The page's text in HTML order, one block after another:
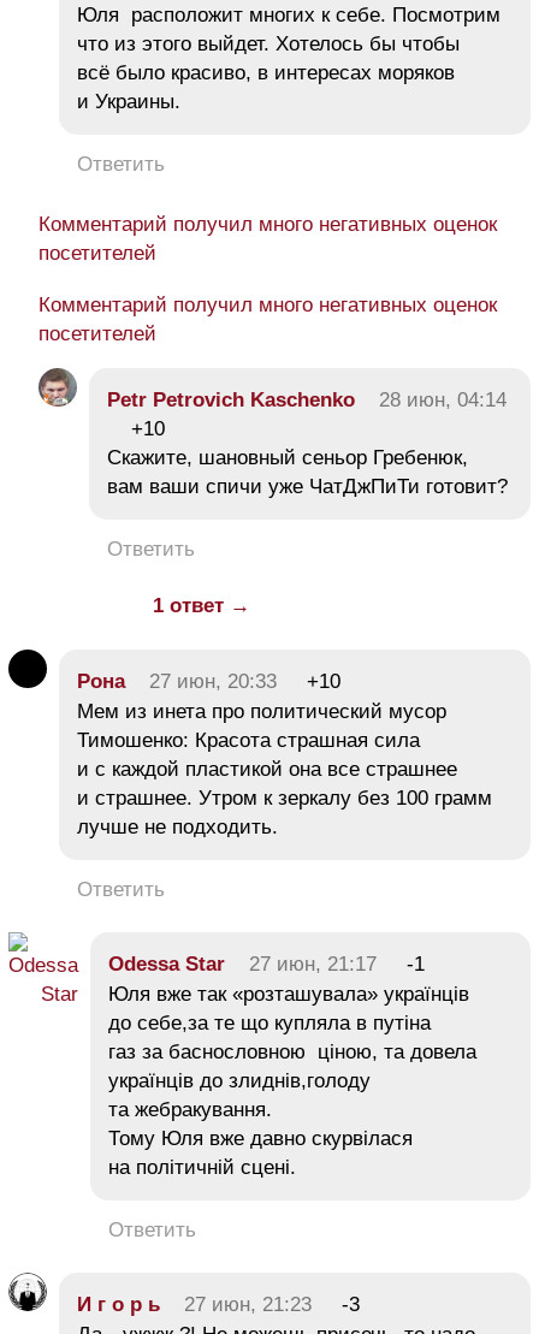
Юля расположит многих к себе. Посмотрим
что из этого выйдет. Хотелось бы чтобы
всё было красиво, в интересах моряков
и Украины.
Ответить
Комментарий получил много негативных оценок
посетителей
Комментарий получил много негативных оценок
посетителей
Petr Petrovich Kaschenko
28 июн, 04:14
+10
Скажите, шановный сеньор Гребенюк,
вам ваши спичи уже ЧатДжПиТи готовит?
Ответить
1 ответ →
Рона 27 июн, 20:33
+10
Мем из инета про политический мусор
Тимошенко: Красота страшная сила
и с каждой пластикой она все страшнее
и страшнее. Утром к зеркалу без 100 грамм
лучше не подходить.
Ответить
Odessa Star 27 июн, 21:17
-1
Юля вже так «розташувала» українців
до себе,за те що купляла в путіна
газ за баснословною ціною, та довела
українців до злиднів,голоду
та жебракування.
Тому Юля вже давно скурвілася
на політичній сцені.
Ответить
И г о р ь 27 июн, 21:23
-3